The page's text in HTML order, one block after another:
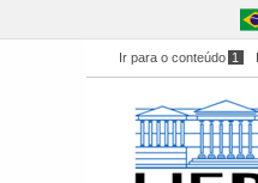
Ir para o conteúdo 1